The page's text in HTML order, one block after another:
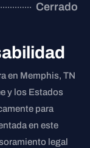
Cerrado
en Memphis, TN
y los Estados
para
en este
legal